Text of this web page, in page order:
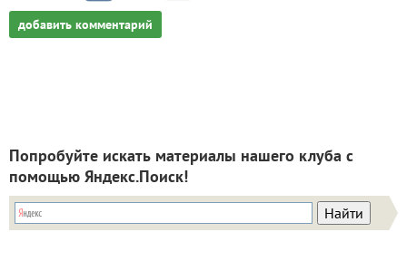
добавить комментарий
Попробуйте искать материалы нашего клуба с
помощью Яндекс.Поиск!